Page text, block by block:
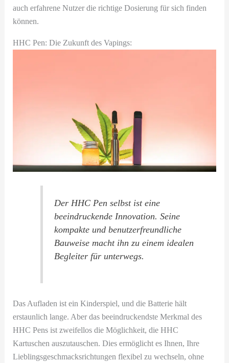
auch erfahrene Nutzer die richtige Dosierung für sich finden
können.
HHC Pen: Die Zukunft des Vapings:
Der HHC Pen selbst ist eine
beeindruckende Innovation. Seine
kompakte und benutzerfreundliche
Bauweise macht ihn zu einem idealen
Begleiter für unterwegs.
Das Aufladen ist ein Kinderspiel, und die Batterie hält
erstaunlich lange. Aber das beeindruckendste Merkmal des
HHC Pens ist zweifellos die Möglichkeit, die HHC
Kartuschen auszutauschen. Dies ermöglicht es Ihnen, Ihre
Lieblingsgeschmacksrichtungen flexibel zu wechseln, ohne